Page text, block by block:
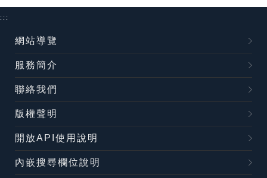
:::
網站導覽
服務簡介
聯絡我們
版權聲明
開放API使用說明
內嵌搜尋欄位說明